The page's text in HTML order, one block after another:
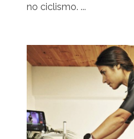
no ciclismo. ...